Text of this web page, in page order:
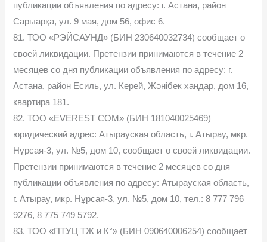
публикации объявления по адресу: г. Астана, район
Сарыарқа, ул. 9 мая, дом 56, офис 6.
81. ТОО «РЭЙСАУНД» (БИН 230640032734) сообщает о
своей ликвидации. Претензии принимаются в течение 2
месяцев со дня публикации объявления по адресу: г.
Астана, район Есиль, ул. Керей, Жәнібек хандар, дом 16,
квартира 181.
82. ТОО «EVEREST COM» (БИН 181040025469)
юридический адрес: Атырауская область, г. Атырау, мкр.
Нұрсая-3, ул. №5, дом 10, сообщает о своей ликвидации.
Претензии принимаются в течение 2 месяцев со дня
публикации объявления по адресу: Атырауская область,
г. Атырау, мкр. Нұрсая-3, ул. №5, дом 10, тел.: 8 777 796
9276, 8 775 749 5792.
83. ТОО «ПТУЦ ТЖ и К°» (БИН 090640006254) сообщает